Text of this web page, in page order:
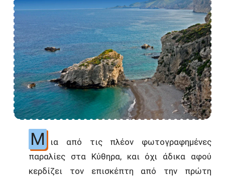
Μ
ια από τις πλέον φωτογραφημένες
παραλίες στα Κύθηρα, και όχι άδικα αφού
κερδίζει τον επισκέπτη από την πρώτη